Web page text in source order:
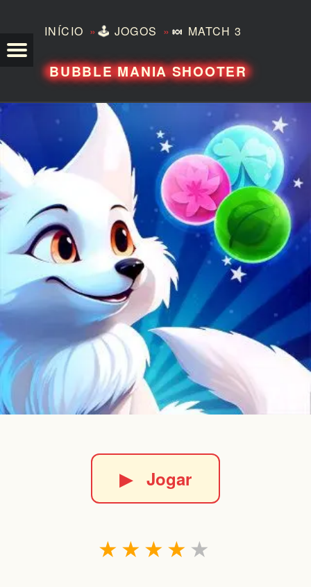
INÍCIO »🕹️ JOGOS » 🍬 MATCH 3
BUBBLE MANIA SHOOTER
▶Jogar
★
★
★
★
★